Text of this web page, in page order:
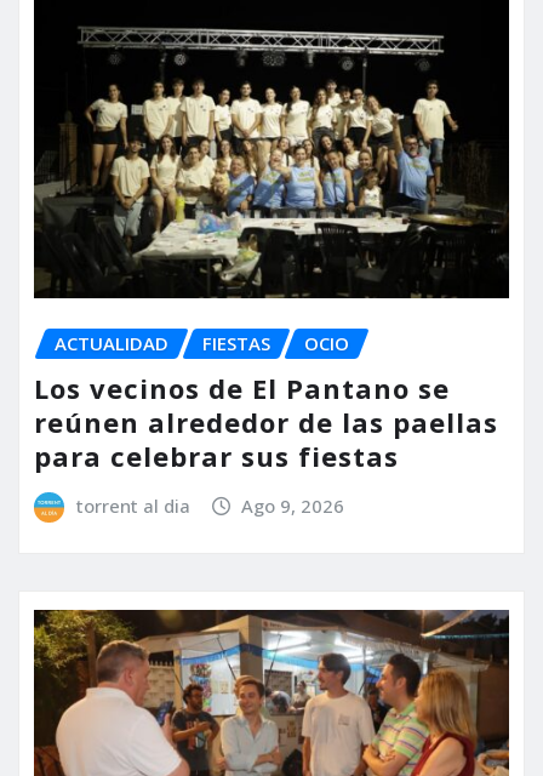
ACTUALIDAD FIESTAS OCIO
Los vecinos de El Pantano se
reúnen alrededor de las paellas
para celebrar sus fiestas
torrent al dia Ago 9, 2026